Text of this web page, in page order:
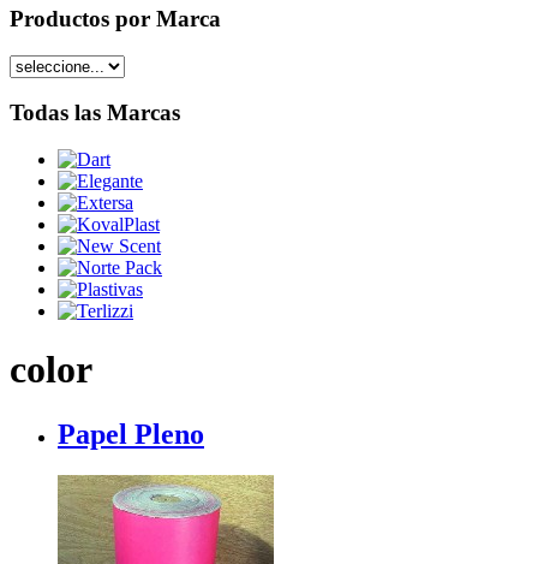
Productos por Marca
Todas las Marcas
color
Papel Pleno